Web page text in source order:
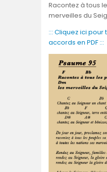
Racontez à tous
merveilles du
::: Cliquez ici
accords en PDF :::